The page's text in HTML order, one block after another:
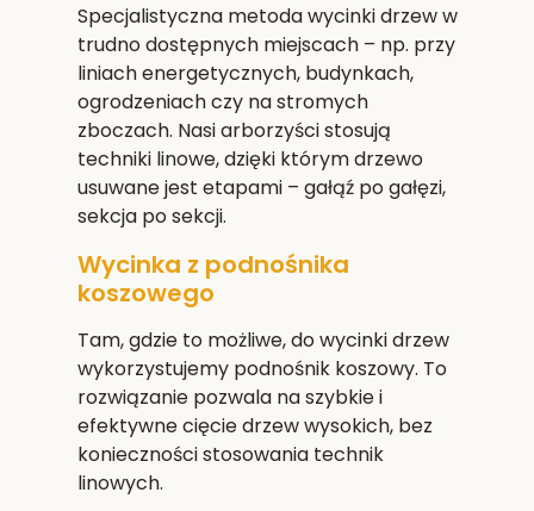
Specjalistyczna metoda wycinki drzew w
trudno dostępnych miejscach – np. przy
liniach energetycznych, budynkach,
ogrodzeniach czy na stromych
zboczach. Nasi arborzyści stosują
techniki linowe, dzięki którym drzewo
usuwane jest etapami – gałąź po gałęzi,
sekcja po sekcji.
Wycinka z podnośnika
koszowego
Tam, gdzie to możliwe, do wycinki drzew
wykorzystujemy podnośnik koszowy. To
rozwiązanie pozwala na szybkie i
efektywne cięcie drzew wysokich, bez
konieczności stosowania technik
linowych.